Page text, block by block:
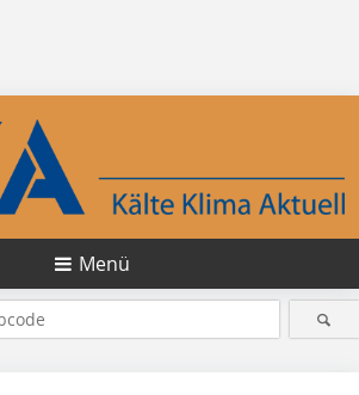
Menü